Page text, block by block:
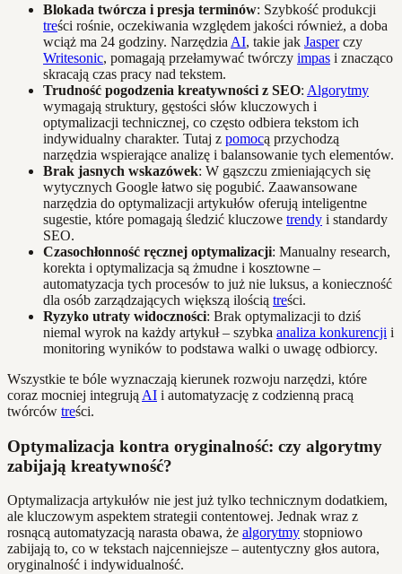
Blokada twórcza i presja terminów: Szybkość produkcji
treści rośnie, oczekiwania względem jakości również, a doba
wciąż ma 24 godziny. Narzędzia AI, takie jak Jasperczy
Writesonic, pomagają przełamywać twórczy impas i znacząco
skracają czas pracy nad tekstem.
Trudność pogodzenia kreatywności z SEO: Algorytmy
wymagają struktury, gęstości słów kluczowych i
optymalizacji technicznej, co często odbiera tekstom ich
indywidualny charakter. Tutaj z pomocą przychodzą
narzędzia wspierające analizę i balansowanie tych elementów.
Brak jasnych wskazówek: W gąszczu zmieniających się
wytycznych Google łatwo się pogubić. Zaawansowane
narzędzia do optymalizacji artykułów oferują inteligentne
sugestie, które pomagają śledzić kluczowe trendy i standardy
SEO.
Czasochłonność ręcznej optymalizacji: Manualny research,
korekta i optymalizacja są żmudne i kosztowne –
automatyzacja tych procesów to już nie luksus, a konieczność
dla osób zarządzających większą ilością treści.
Ryzyko utraty widoczności: Brak optymalizacji to dziś
niemal wyrok na każdy artykuł – szybka analiza konkurencji i
monitoring wyników to podstawa walki o uwagę odbiorcy.
Wszystkie te bóle wyznaczają kierunek rozwoju narzędzi, które
coraz mocniej integrują AI i automatyzację z codzienną pracą
twórców treści.
Optymalizacja kontra oryginalność: czy algorytmy
zabijają kreatywność?
Optymalizacja artykułów nie jest już tylko technicznym dodatkiem,
ale kluczowym aspektem strategii contentowej. Jednak wraz z
rosnącą automatyzacją narasta obawa, że algorytmy stopniowo
zabijają to, co w tekstach najcenniejsze – autentyczny głos autora,
oryginalność i indywidualność.